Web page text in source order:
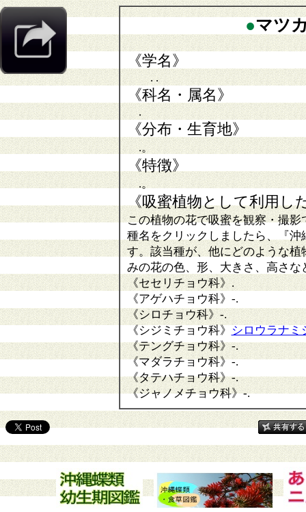
●マツ
《学名》
. .
《科名・属名》
.
《分布・生育地》
.。
《特徴》
.。
《吸蜜植物として利用し
この植物の花で吸蜜を観察・撮影
種名をクリックしましたら、『
す。該当種が、他にどのような
みの花の色、形、大きさ、高さ
《セセリチョウ科》.
《アゲハチョウ科》 -.
《シロチョウ科》 -.
《シジミチョウ科》 シロウラナミ
《テングチョウ科》-.
《マダラチョウ科》-.
《タテハチョウ科》-.
《ジャノメチョウ科》-.